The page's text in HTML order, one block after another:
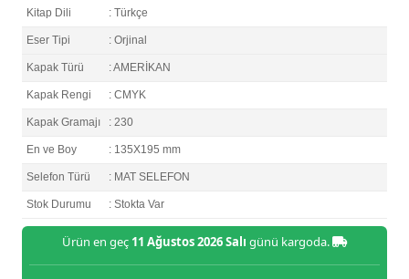
Kitap Dili : Türkçe
Eser Tipi : Orjinal
Kapak Türü : AMERİKAN
Kapak Rengi : CMYK
Kapak Gramajı : 230
En ve Boy : 135X195 mm
Selefon Türü : MAT SELEFON
Stok Durumu : Stokta Var
Ürün en geç 11 Ağustos 2026 Salı günü kargoda.